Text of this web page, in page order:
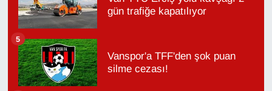
gün trafiğe kapatılıyor
Vanspor'a TFF'den şok puan
silme cezası!
5